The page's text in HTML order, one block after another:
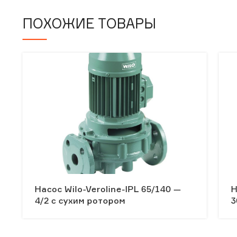
ПОХОЖИЕ ТОВАРЫ
Насос Wilo-Veroline-IPL 65/140 —
4/2 с сухим ротором